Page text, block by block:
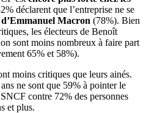
déclarent que l’entreprise ne se
d’Emmanuel Macron (78%). Bien
les électeurs de Benoît
sont moins nombreux à faire part
65% et 58%).
moins critiques que leurs ainés.
ne sont que 59% à pointer le
contre 72% des personnes
et plus.